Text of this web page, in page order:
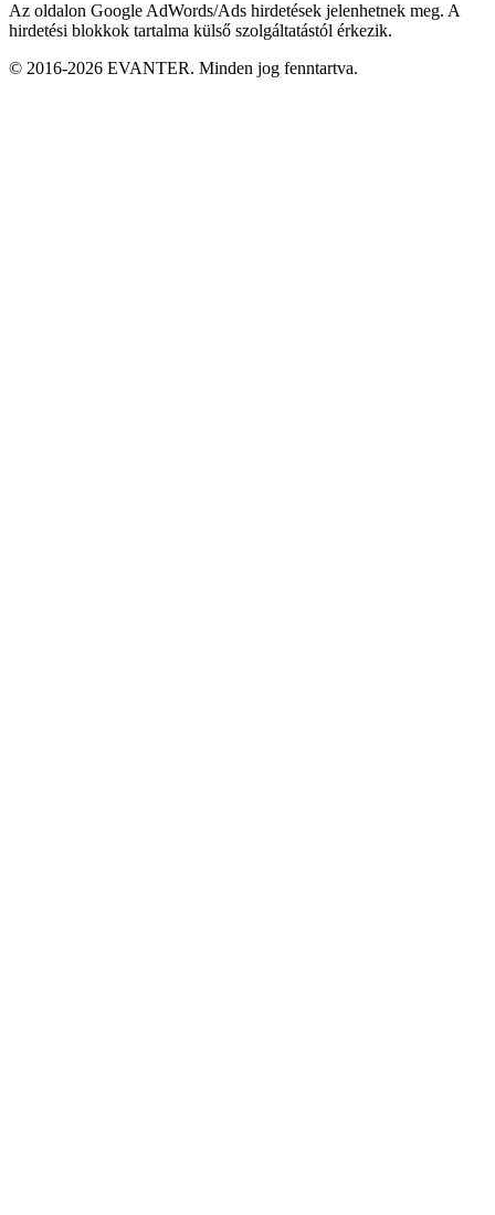
Az oldalon Google AdWords/Ads hirdetések jelenhetnek meg. A
hirdetési blokkok tartalma külső szolgáltatástól érkezik.
© 2016-2026 EVANTER. Minden jog fenntartva.